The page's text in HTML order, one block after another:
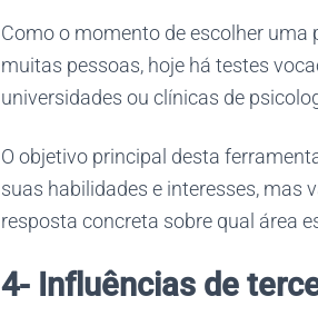
Como o momento de escolher
muitas pessoas, hoje há testes
universidades ou clínicas de
O objetivo principal desta
suas habilidades e interesses, mas
resposta concreta sobre qual área
4- Influências de